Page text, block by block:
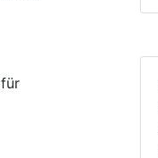
für